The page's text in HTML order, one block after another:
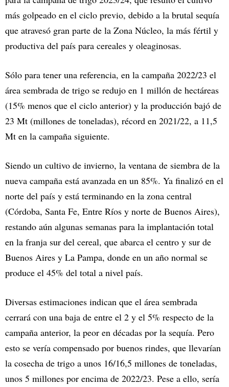
más golpeado en el ciclo previo, debido a la brutal sequía
que atravesó gran parte de la Zona Núcleo, la más fértil y
productiva del país para cereales y oleaginosas.
Sólo para tener una referencia, en la campaña 2022/23 el
área sembrada de trigo se redujo en 1 millón de hectáreas
(15% menos que el ciclo anterior) y la producción bajó de
23 Mt (millones de toneladas), récord en 2021/22, a 11,5
Mt en la campaña siguiente.
Siendo un cultivo de invierno, la ventana de siembra de la
nueva campaña está avanzada en un 85%. Ya finalizó en el
norte del país y está terminando en la zona central
(Córdoba, Santa Fe, Entre Ríos y norte de Buenos Aires),
restando aún algunas semanas para la implantación total
en la franja sur del cereal, que abarca el centro y sur de
Buenos Aires y La Pampa, donde en un año normal se
produce el 45% del total a nivel país.
Diversas estimaciones indican que el área sembrada
cerrará con una baja de entre el 2 y el 5% respecto de la
campaña anterior, la peor en décadas por la sequía. Pero
esto se vería compensado por buenos rindes, que llevarían
la cosecha de trigo a unos 16/16,5 millones de toneladas,
unos 5 millones por encima de 2022/23. Pese a ello, sería